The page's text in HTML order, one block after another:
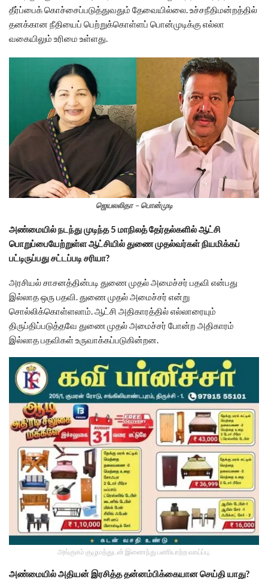
தீர்ப்பைக் கொச்சைப்படுத்துவதும் தேவையில்லை. உச்சநீதிமன்றத்தில்
தனக்கான நீதியைப் பெற்றுக்கொள்ளப் பொன்முடிக்கு எல்லா
வகையிலும் உரிமை உள்ளது.
ஜெயலலிதா – பொன்முடி
அண்மையில் நடந்து முடிந்த 5 மாநிலத் தேர்தல்களில் ஆட்சி
பொறுப்பையேற்றுள்ள ஆட்சியில் துணை முதல்வர்கள் நியமிக்கப்
பட்டிருப்பது சட்டப்படி சரியா?
அரசியல் சாசனத்தின்படி துணை முதல் அமைச்சர் பதவி என்பது
இல்லாத ஒரு பதவி. துணை முதல் அமைச்சர் என்று
சொல்லிக்கொள்ளலாம். ஆட்சி அதிகாரத்தில் எல்லாரையும்
திருப்திப்படுத்தவே துணை முதல் அமைச்சர் போன்ற அதிகாரம்
இல்லாத பதவிகள் உருவாக்கப்படுகின்றன.
அங்குசம் குழுமத்துடன் இணைந்து பணியாற்ற வாய்ப்பு.
அண்மையில் அதியன் இரசித்த தன்னம்பிக்கையான செய்தி யாது?